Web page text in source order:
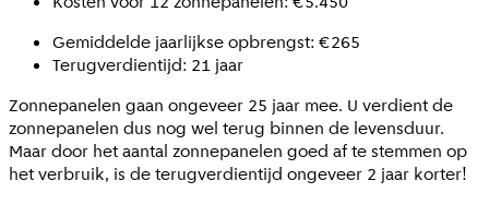
Gemiddelde jaarlijkse opbrengst: €265
Terugverdientijd: 21 jaar
Zonnepanelen gaan ongeveer 25 jaar mee. U verdient de
zonnepanelen dus nog wel terug binnen de levensduur.
Maar door het aantal zonnepanelen goed af te stemmen op
het verbruik, is de terugverdientijd ongeveer 2 jaar korter!